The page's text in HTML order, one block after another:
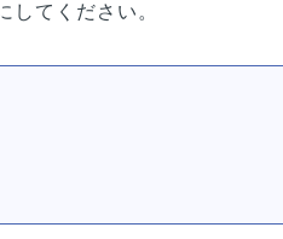
してください。